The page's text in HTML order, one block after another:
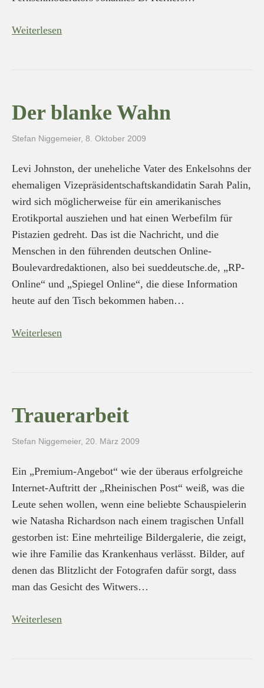
Weiterlesen
Der blanke Wahn
Stefan Niggemeier, 8. Oktober 2009
Levi Johnston, der uneheliche Vater des Enkelsohns der
ehemaligen Vizepräsidentschaftskandidatin Sarah Palin,
wird sich möglicherweise für ein amerikanisches
Erotikportal ausziehen und hat einen Werbefilm für
Pistazien gedreht. Das ist die Nachricht, und die
Menschen in den führenden deutschen Online-
Boulevardredaktionen, also bei sueddeutsche.de, „RP-
Online“ und „Spiegel Online“, die diese Information
heute auf den Tisch bekommen haben…
Weiterlesen
Trauerarbeit
Stefan Niggemeier, 20. März 2009
Ein „Premium-Angebot“ wie der überaus erfolgreiche
Internet-Auftritt der „Rheinischen Post“ weiß, was die
Leute sehen wollen, wenn eine beliebte Schauspielerin
wie Natasha Richardson nach einem tragischen Unfall
gestorben ist: Eine mehrteilige Bildergalerie, die zeigt,
wie ihre Familie das Krankenhaus verlässt. Bilder, auf
denen das Blitzlicht der Fotografen dafür sorgt, dass
man das Gesicht des Witwers…
Weiterlesen